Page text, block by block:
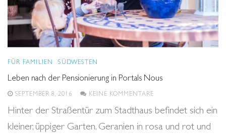
FÜR FAMILIEN SÜDWESTEN
Leben nach der Pensionierung in Portals Nous
SEPTEMBER 8, 2016 KEINE KOMMENTARE
Hinter der Straßentür zum Stadthaus befindet sich ein
kleiner, üppiger Garten. Geranien in rosa und rot und